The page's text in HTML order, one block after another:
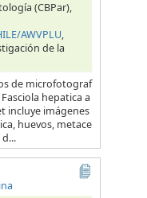
(CBPar),
AWVPLU,
de la
de microfotograf
hepatica a
incluye imágenes
huevos, metace